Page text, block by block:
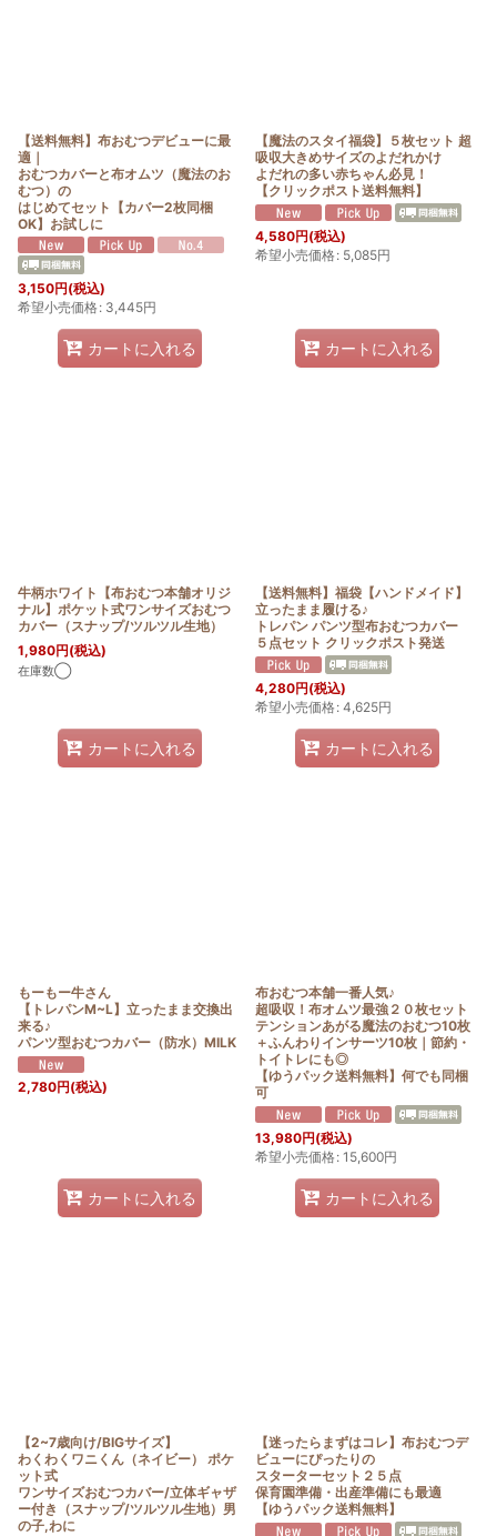
【送料無料】布おむつデビューに最
適｜
おむつカバーと布オムツ（魔法のお
むつ）の
はじめてセット【カバー2枚同梱
OK】お試しに
3,150円(税込)
希望小売価格: 3,445円
カートに入れる
【魔法のスタイ福袋】５枚セット 超
吸収大きめサイズのよだれかけ
よだれの多い赤ちゃん必見！
【クリックポスト送料無料】
4,580円(税込)
希望小売価格: 5,085円
カートに入れる
牛柄ホワイト【布おむつ本舗オリジ
ナル】ポケット式ワンサイズおむつ
カバー（スナップ/ツルツル生地）
1,980円(税込)
在庫数◯
カートに入れる
【送料無料】福袋【ハンドメイド】
立ったまま履ける♪
トレパン パンツ型布おむつカバー
５点セット クリックポスト発送
4,280円(税込)
希望小売価格: 4,625円
カートに入れる
もーもー牛さん
【トレパンM~L】立ったまま交換出
来る♪
パンツ型おむつカバー（防水）MILK
2,780円(税込)
カートに入れる
布おむつ本舗一番人気♪
超吸収！布オムツ最強２０枚セット
テンションあがる魔法のおむつ10枚
＋ふんわりインサーツ10枚｜節約・
トイトレにも◎
【ゆうパック送料無料】何でも同梱
可
13,980円(税込)
希望小売価格: 15,600円
カートに入れる
【2~7歳向け/BIGサイズ】
わくわくワニくん（ネイビー） ポケ
ット式
ワンサイズおむつカバー/立体ギャザ
ー付き（スナップ/ツルツル生地）男
の子,わに
【迷ったらまずはコレ】布おむつデ
ビューにぴったりの
スターターセット２５点
保育園準備・出産準備にも最適
【ゆうパック送料無料】